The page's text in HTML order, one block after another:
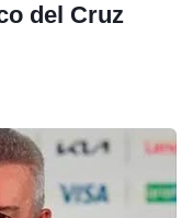
del Cruz